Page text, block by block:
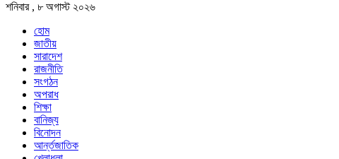
শনিবার , ৮ অগাস্ট ২০২৬
হোম
জাতীয়
সারাদেশ
রাজনীতি
সংগঠন
অপরাধ
শিক্ষা
বানিজ্য
বিনোদন
আর্ন্তজাতিক